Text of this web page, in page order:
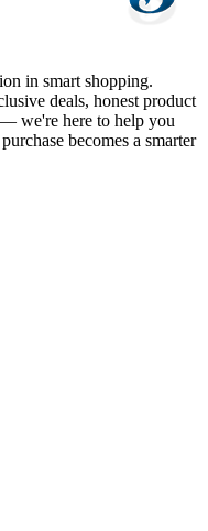
in smart shopping.
deals, honest product
we're here to help you
becomes a smarter